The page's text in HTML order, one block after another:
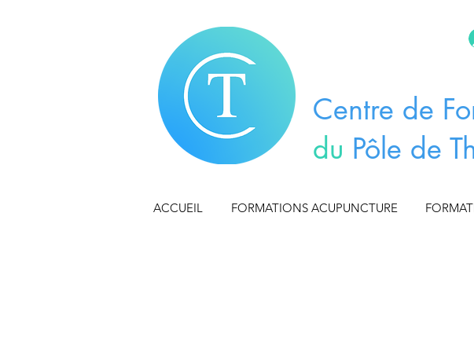
Centre de
du Pôle de
ACCUEIL FORMATIONS ACUPUNCTURE